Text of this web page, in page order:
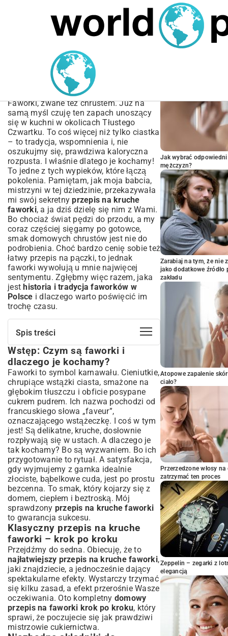
MARIUSZ ŁAMAGA 05.10.2025
Przepis na kruche faworki
– Jak zrobić idealne
chrusty?
Faworki, zwane też chrustem. Już na
samą myśl czuję ten zapach unoszący
się w kuchni w okolicach Tłustego
Czwartku. To coś więcej niż tylko ciastka
– to tradycja, wspomnienia i, nie
oszukujmy się, prawdziwa kaloryczna
rozpusta. I właśnie dlatego je kochamy!
To jedne z tych wypieków, które łączą
pokolenia. Pamiętam, jak moja babcia,
mistrzyni w tej dziedzinie, przekazywała
mi swój sekretnyprzepis na kruche
faworki, a ja dziś dzielę się nim z Wami.
Bo chociaż świat pędzi do przodu, a my
coraz częściej sięgamy po gotowce,
smak domowych chrustów jest nie do
podrobienia. Choć bardzo cenię sobie też
łatwy przepis na pączki, to jednak
faworki wywołują u mnie najwięcej
sentymentu. Zgłębmy więc razem, jaka
jesthistoria i tradycja faworków w
Polsce i dlaczego warto poświęcić im
trochę czasu.
Spis treści
Wstęp: Czym są faworki i dlaczego je
kochamy?
Klasyczny przepis na kruche faworki – krok
po kroku
Niezbędne składniki do idealnych
faworków
Jak przygotować ciasto na faworki:
szczegółowy przewodnik
Techniki wałkowania i smażenia dla
maksymalnej chrupkości
Sekrety niewiarygodnie kruchych
faworków
Rola alkoholu w cieście na faworki –
dlaczego jest ważny?
Jak cienko wałkować ciasto, by faworki
były delikatne?
Optymalna temperatura i czas smażenia –
klucz do sukcesu
Wariacje i kreatywne podejścia do
faworków
Faworki bez alkoholu: czy to możliwe?
Alternatywne przepisy: faworki
bezglutenowe i wegańskie
Pomysły na posypki i dodatki do faworków
Jak podawać i przechowywać faworki, by
zachowały świeżość?
Najlepsze sposoby serwowania domowych
faworków
Wstęp: Czym są faworki i
dlaczego je kochamy?
Faworki to symbol karnawału. Cieniutkie,
chrupiące wstążki ciasta, smażone na
głębokim tłuszczu i obficie posypane
cukrem pudrem. Ich nazwa pochodzi od
francuskiego słowa „faveur”,
oznaczającego wstążeczkę. I coś w tym
jest! Są delikatne, kruche, dosłownie
rozpływają się w ustach. A dlaczego je
tak kochamy? Bo są wyzwaniem. Bo ich
przygotowanie to rytuał. A satysfakcja,
gdy wyjmujemy z garnka idealnie
złociste, bąbelkowe cuda, jest po prostu
bezcenna. To smak, który kojarzy się z
domem, ciepłem i beztroską. Mój
sprawdzony przepis na kruche faworki
to gwarancja sukcesu.
Klasyczny przepis na kruche
faworki – krok po kroku
Przejdźmy do sedna. Obiecuję, że to
najłatwiejszy przepis na kruche faworki,
jaki znajdziecie, a jednocześnie dający
spektakularne efekty. Wystarczy trzymać
się kilku zasad, a efekt przerośnie Wasze
oczekiwania. Oto kompletny domowy
przepis na faworki krok po kroku, który
sprawi, że poczujecie się jak prawdziwi
mistrzowie cukiernictwa.
Jak wybrać
mężczyzn?
Zarabiaj na tym, że nie
jako dodatkowe
zakładu
Atopowe zapalenie
ciało?
Przerzedzone włosy
zatrzymać ten proces
Zeppelin – zegarki z
elegancją